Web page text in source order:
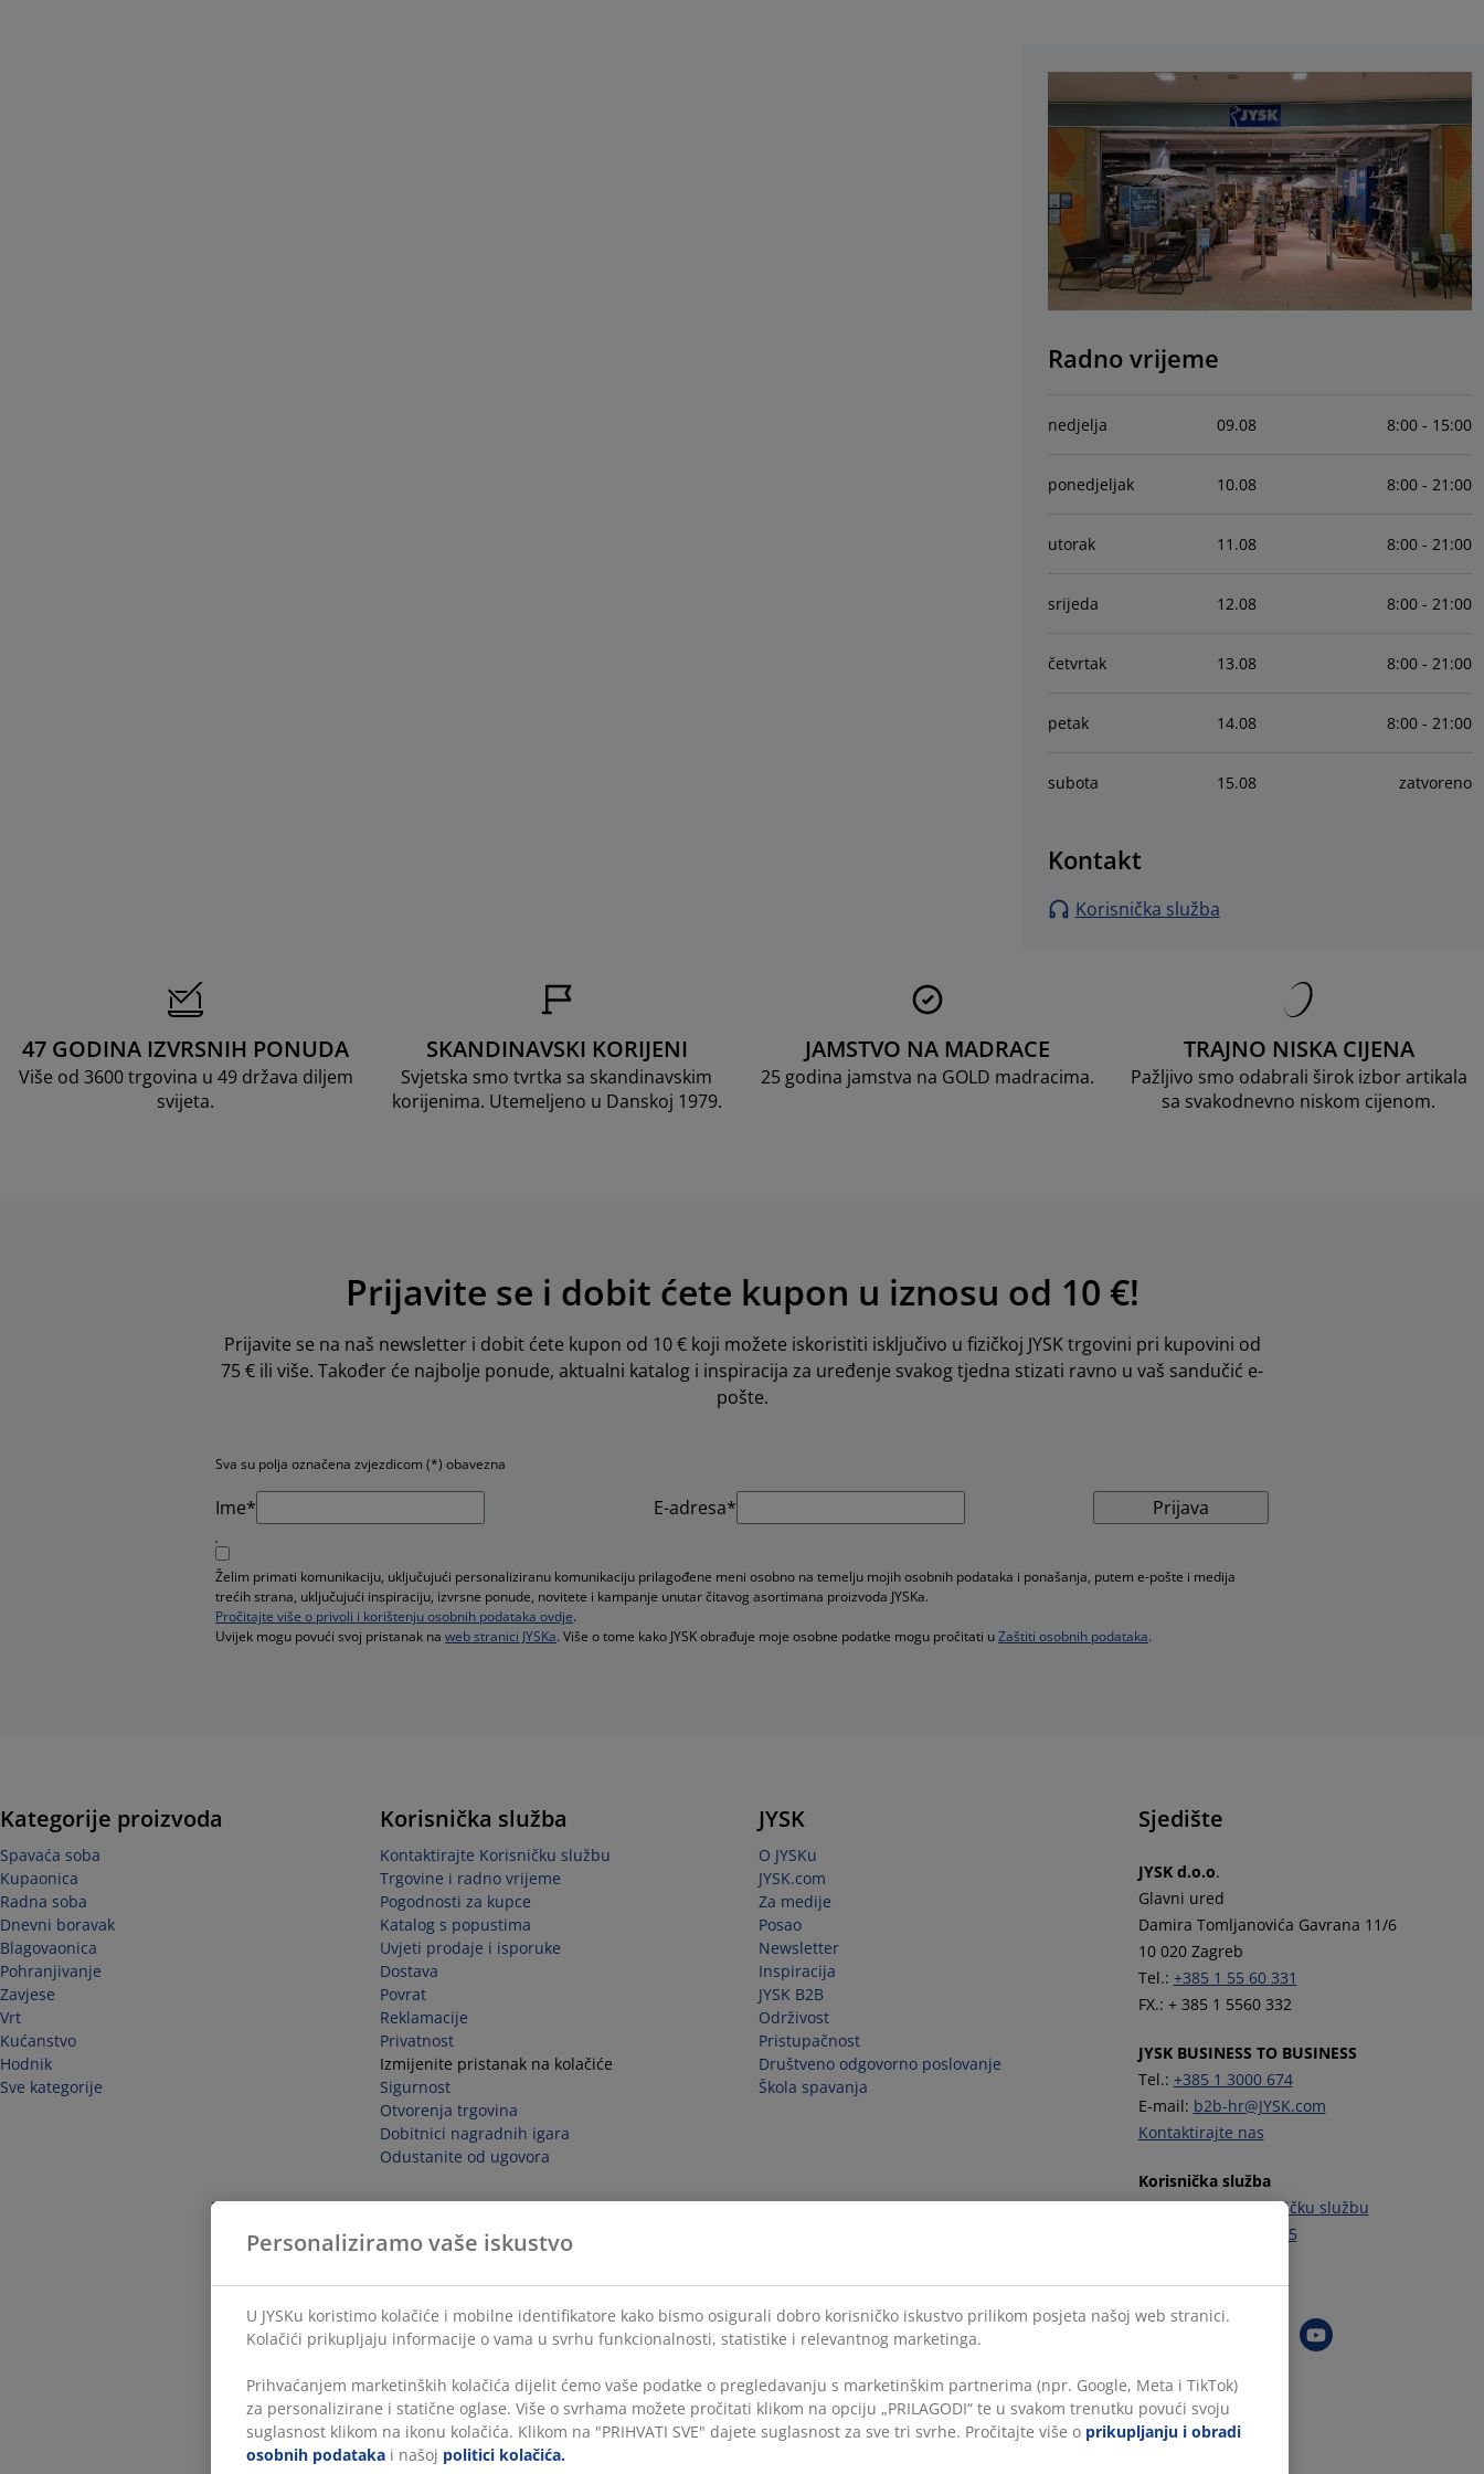
Radno vrijeme
nedjelja 09.08 8:00 - 15:00
ponedjeljak 10.08 8:00 - 21:00
utorak 11 .08 8:00 - 21:00
srijeda 12.08 8:00 - 21:00
četvrtak 13.08 8:00 - 21:00
petak 14.08 8:00 - 21:00
subota 15.08 zatvoreno
Kontakt
Korisnička služba
47 GODINA IZVRSNIH PONUDA
Više od 3600 trgovina u 49 država diljem
svijeta.
SKANDINAVSKI KORIJENI
Svjetska smo tvrtka sa skandinavskim
korijenima. Utemeljeno u Danskoj 1979.
JAMSTVO NA MADRACE
25 godina jamstva na GOLD madracima.
TRAJNO NISKA CIJENA
Pažljivo smo odabrali širok izbor artikala
sa svakodnevno niskom cijenom.
Prijavite se i dobit ćete kupon u iznosu od 10 €!
Prijavite se na naš newsletter i dobit ćete kupon od 10 € koji možete iskoristiti isključivo u fizičkoj JYSK trgovini pri kupovini od
75 € ili više. Također će najbolje ponude, aktualni katalog i inspiracija za uređenje svakog tjedna stizati ravno u vaš sandučić e-
pošte.
Sva su polja označena zvjezdicom (*) obavezna
Ime* E-adresa* Prijava
Želim primati komunikaciju, uključujući personaliziranu komunikaciju prilagođene meni osobno na temelju mojih osobnih podataka i ponašanja, putem e-pošte i medija
trećih strana, uključujući inspiraciju, izvrsne ponude, novitete i kampanje unutar čitavog asortimana proizvoda JYSKa.
Pročitajte više o privoli i korištenju osobnih podataka ovdje.
Uvijek mogu povući svoj pristanak na web stranici JYSKa. Više o tome kako JYSK obrađuje moje osobne podatke mogu pročitati uZaštiti osobnih podataka.
Kategorije proizvoda
Spavaća soba
Kupaonica
Radna soba
Dnevni boravak
Blagovaonica
Pohranjivanje
Zavjese
Vrt
Kućanstvo
Hodnik
Sve kategorije
Korisnička služba
Kontaktirajte Korisničku službu
Trgovine i radno vrijeme
Pogodnosti za kupce
Katalog s popustima
Uvjeti prodaje i isporuke
Dostava
Povrat
Reklamacije
Privatnost
Izmijenite pristanak na kolačiće
Sigurnost
Otvorenja trgovina
Dobitnici nagradnih igara
Odustanite od ugovora
JYSK
O JYSKu
JYSK.com
Za medije
Posao
Newsletter
Inspiracija
JYSK B2B
Održivost
Pristupačnost
Društveno odgovorno poslovanje
Škola spavanja
Sjedište
JYSK d.o.o.
Glavni ured
Damira Tomljanovića Gavrana 11/6
10 020 Zagreb
Tel.: +385 1 55 60 331
FX.: + 385 1 5560 332
JYSK BUSINESS TO BUSINESS
Tel.: +385 1 3000 674
E-mail: b2b-hr@JYSK.com
Kontaktirajte nas
Korisnička služba
Kontaktirajte Korisničku službu
+385 1 444 00 55
Zapratite JYSK
Personaliziramo vaše iskustvo
U JYSKu koristimo kolačiće i mobilne identifikatore kako bismo osigurali dobro korisničko iskustvo prilikom posjeta našoj web stranici.
Kolačići prikupljaju informacije o vama u svrhu funkcionalnosti, statistike i relevantnog marketinga.
Prihvaćanjem marketinških kolačića dijelit ćemo vaše podatke o pregledavanju s marketinškim partnerima (npr. Google, Meta i TikTok)
za personalizirane i statične oglase. Više o svrhama možete pročitati klikom na opciju „PRILAGODI“ te u svakom trenutku povući svoju
suglasnost klikom na ikonu kolačića. Klikom na "PRIHVATI SVE" dajete suglasnost za sve tri svrhe. Pročitajte više o prikupljanju i obradi
osobnih podataka i našoj politici kolačića.